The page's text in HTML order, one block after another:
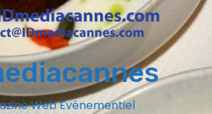
Web Evénementiel